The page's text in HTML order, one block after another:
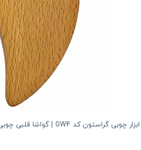
ابزار چوبی گراستون کد GW4 | گواشا قلبی چوبی